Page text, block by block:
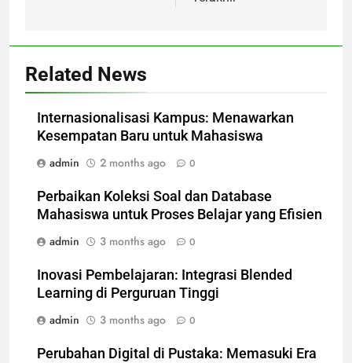
Related News
Internasionalisasi Kampus: Menawarkan
Kesempatan Baru untuk Mahasiswa
admin
2 months ago 0
Perbaikan Koleksi Soal dan Database
Mahasiswa untuk Proses Belajar yang Efisien
admin
3 months ago 0
Inovasi Pembelajaran: Integrasi Blended
Learning di Perguruan Tinggi
admin
3 months ago 0
Perubahan Digital di Pustaka: Memasuki Era